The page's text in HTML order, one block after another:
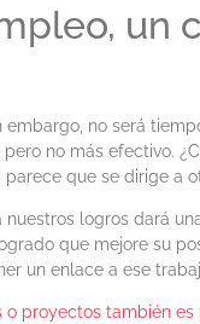
un
embargo, no será
no más efectivo.
que se dirige a
logros dará
que mejore su
un enlace a ese
proyectos también